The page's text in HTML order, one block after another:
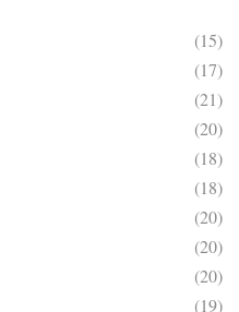
(15)
(17)
(21)
(20)
(18)
(18)
(20)
(20)
(20)
(19)